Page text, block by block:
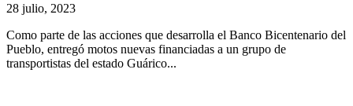
28 julio, 2023
Como parte de las acciones que desarrolla el Banco Bicentenario del
Pueblo, entregó motos nuevas financiadas a un grupo de
transportistas del estado Guárico...